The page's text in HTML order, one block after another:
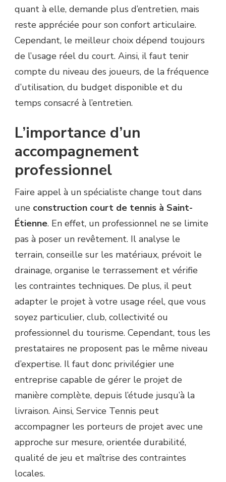
quant à elle, demande plus d’entretien, mais
reste appréciée pour son confort articulaire.
Cependant, le meilleur choix dépend toujours
de l’usage réel du court. Ainsi, il faut tenir
compte du niveau des joueurs, de la fréquence
d’utilisation, du budget disponible et du
temps consacré à l’entretien.
L’importance d’un
accompagnement
professionnel
Faire appel à un spécialiste change tout dans
une construction court de tennis à Saint-
Étienne. En effet, un professionnel ne se limite
pas à poser un revêtement. Il analyse le
terrain, conseille sur les matériaux, prévoit le
drainage, organise le terrassement et vérifie
les contraintes techniques. De plus, il peut
adapter le projet à votre usage réel, que vous
soyez particulier, club, collectivité ou
professionnel du tourisme. Cependant, tous les
prestataires ne proposent pas le même niveau
d’expertise. Il faut donc privilégier une
entreprise capable de gérer le projet de
manière complète, depuis l’étude jusqu’à la
livraison. Ainsi, Service Tennis peut
accompagner les porteurs de projet avec une
approche sur mesure, orientée durabilité,
qualité de jeu et maîtrise des contraintes
locales.